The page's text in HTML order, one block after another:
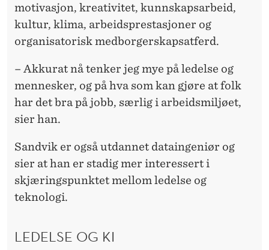
motivasjon, kreativitet, kunnskapsarbeid,
kultur, klima, arbeidsprestasjoner og
organisatorisk medborgerskapsatferd.
– Akkurat nå tenker jeg mye på ledelse og
mennesker, og på hva som kan gjøre at folk
har det bra på jobb, særlig i arbeidsmiljøet,
sier han.
Sandvik er også utdannet dataingeniør og
sier at han er stadig mer interessert i
skjæringspunktet mellom ledelse og
teknologi.
LEDELSE OG KI